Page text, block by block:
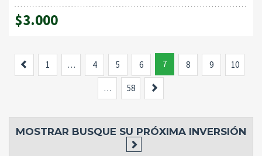
$3.000
Previous
1 … 4 5 6 7 8 9 10
… 58
MOSTRAR BUSQUE SU PRÓXIMA INVERSIÓN